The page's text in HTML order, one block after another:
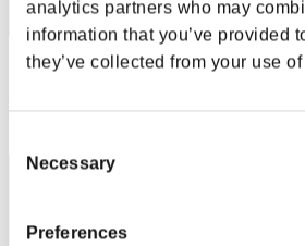
analytics partners who may
information that you’ve provided
they’ve collected from your use
Selection
Necessary
Preferences
スコア: -
RANK